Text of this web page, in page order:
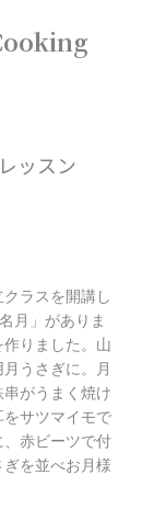
ッスン
ラスを開講し
月」がありま
りました。山
うさぎに。月
がうまく焼け
サツマイモで
赤ビーツで付
を並べお月様